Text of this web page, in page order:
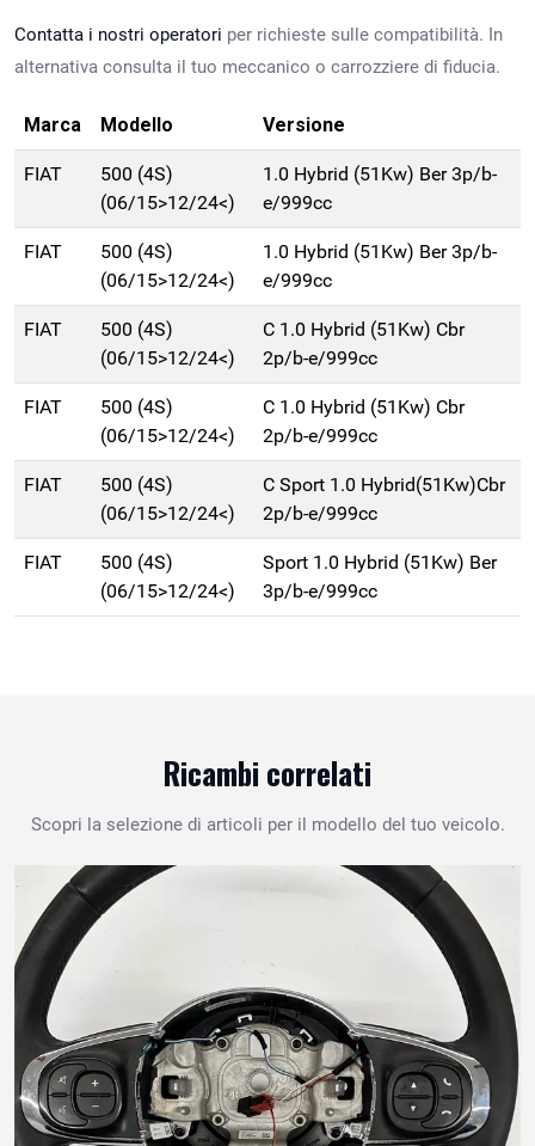
Contatta i nostri operatori per richieste sulle compatibilità. In
alternativa consulta il tuo meccanico o carrozziere di fiducia.
Marca Modello Versione
FIAT
500 (4S)
(06/15>12/24<)
1.0 Hybrid (51Kw) Ber 3p/b-
e/999cc
FIAT
500 (4S)
(06/15>12/24<)
1.0 Hybrid (51Kw) Ber 3p/b-
e/999cc
FIAT
500 (4S)
(06/15>12/24<)
C 1.0 Hybrid (51Kw) Cbr
2p/b-e/999cc
FIAT
500 (4S)
(06/15>12/24<)
C 1.0 Hybrid (51Kw) Cbr
2p/b-e/999cc
FIAT
500 (4S)
(06/15>12/24<)
C Sport 1.0 Hybrid(51Kw)Cbr
2p/b-e/999cc
FIAT
500 (4S)
(06/15>12/24<)
Sport 1.0 Hybrid (51Kw) Ber
3p/b-e/999cc
Ricambi correlati
Scopri la selezione di articoli per il modello del tuo veicolo.